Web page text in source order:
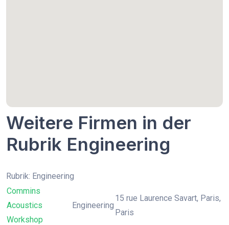
Weitere Firmen in der
Rubrik Engineering
Rubrik: Engineering
Commins
Acoustics
Workshop
Engineering
15 rue Laurence Savart, Paris,
Paris